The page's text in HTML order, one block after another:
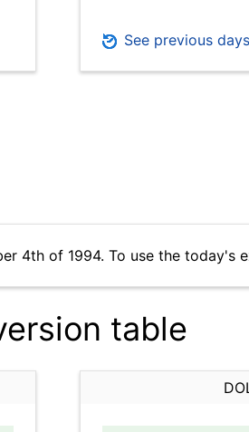
See previous days
4th of 1994. To use the today's
table